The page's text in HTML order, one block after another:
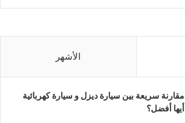
الأشهر
مقارنة سريعة بين سيارة ديزل و سيارة كهربائية
أيها أفضل؟